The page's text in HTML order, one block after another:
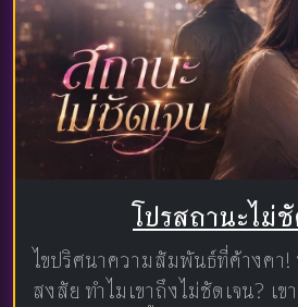
โปรสถานะไม่
ไขปริศนาความสัมพันธ์ที่ค้างคา!
สงสัย ทำไมเขาถึงไม่ชัดเจน? เ